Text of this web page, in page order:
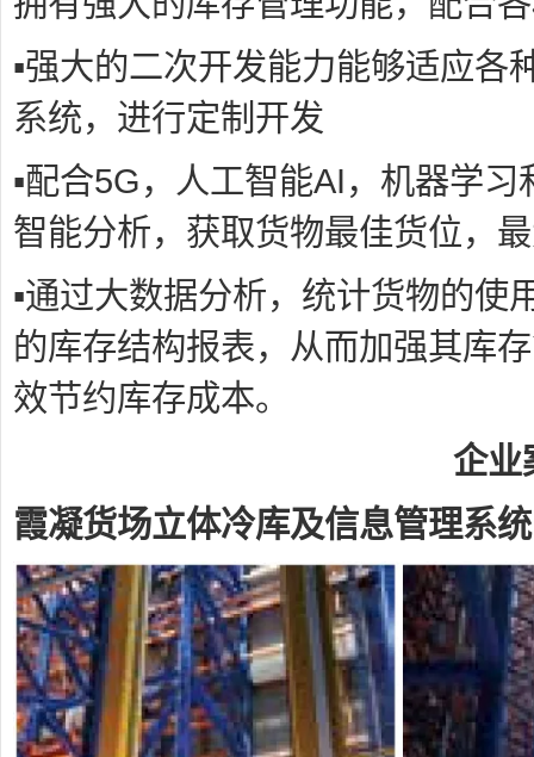
▪强大的二次开发能力能够适应各
系统，进行定制开发
▪配合5G，人工智能AI，机器学
智能分析，获取货物最佳货位，
▪通过大数据分析，统计货物的使
的库存结构报表，从而加强其库
效节约库存成本。
企业
霞凝货场立体冷库及信息管理系统